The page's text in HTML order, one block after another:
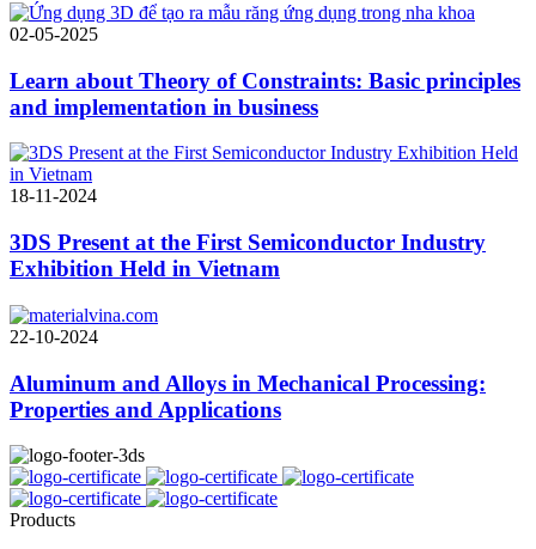
02-05-2025
Learn about Theory of Constraints: Basic principles
and implementation in business
18-11-2024
3DS Present at the First Semiconductor Industry
Exhibition Held in Vietnam
22-10-2024
Aluminum and Alloys in Mechanical Processing:
Properties and Applications
Products